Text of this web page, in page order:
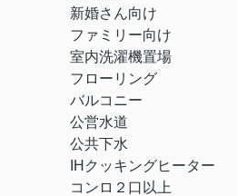
新婚さん向け
ファミリー向け
室内洗濯機置場
フローリング
バルコニー
公営水道
公共下水
IHクッキングヒーター
コンロ２口以上